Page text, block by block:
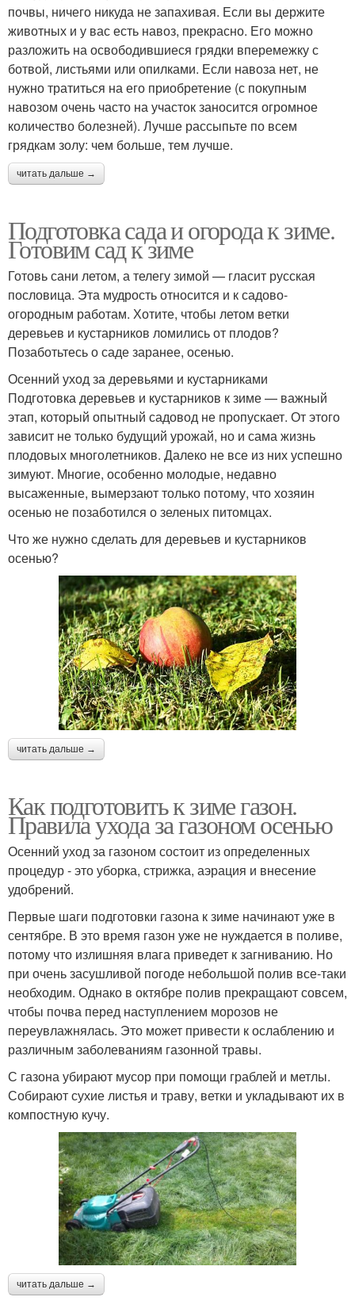
почвы, ничего никуда не запахивая. Если вы держите
животных и у вас есть навоз, прекрасно. Его можно
разложить на освободившиеся грядки вперемежку с
ботвой, листьями или опилками. Если навоза нет, не
нужно тратиться на его приобретение (с покупным
навозом очень часто на участок заносится огромное
количество болезней). Лучше рассыпьте по всем
грядкам золу: чем больше, тем лучше.
читать дальше →
Подготовка сада и огорода к зиме.
Готовим сад к зиме
Готовь сани летом, а телегу зимой — гласит русская
пословица. Эта мудрость относится и к садово-
огородным работам. Хотите, чтобы летом ветки
деревьев и кустарников ломились от плодов?
Позаботьтесь о саде заранее, осенью.
Осенний уход за деревьями и кустарниками
Подготовка деревьев и кустарников к зиме — важный
этап, который опытный садовод не пропускает. От этого
зависит не только будущий урожай, но и сама жизнь
плодовых многолетников. Далеко не все из них успешно
зимуют. Многие, особенно молодые, недавно
высаженные, вымерзают только потому, что хозяин
осенью не позаботился о зеленых питомцах.
Что же нужно сделать для деревьев и кустарников
осенью?
читать дальше →
Как подготовить к зиме газон.
Правила ухода за газоном осенью
Осенний уход за газоном состоит из определенных
процедур - это уборка, стрижка, аэрация и внесение
удобрений.
Первые шаги подготовки газона к зиме начинают уже в
сентябре. В это время газон уже не нуждается в поливе,
потому что излишняя влага приведет к загниванию. Но
при очень засушливой погоде небольшой полив все-таки
необходим. Однако в октябре полив прекращают совсем,
чтобы почва перед наступлением морозов не
переувлажнялась. Это может привести к ослаблению и
различным заболеваниям газонной травы.
С газона убирают мусор при помощи граблей и метлы.
Собирают сухие листья и траву, ветки и укладывают их в
компостную кучу.
читать дальше →